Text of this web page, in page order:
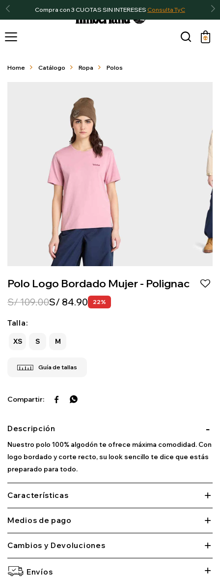
Compra con 3 CUOTAS SIN INTERESES Consulta TyC

Home Catálogo Ropa Polos
Polo Logo Bordado Mujer - Polignac
S/ 84.90
S/109.00 22
Talla:
XS S M
 
Descripción
Nuestro polo 100% algodón te ofrece máxima comodidad. Con
logo bordado y corte recto, su look sencillo te dice que estás
preparado para todo.
Características
Medios de pago
Cambios y Devoluciones
Envíos